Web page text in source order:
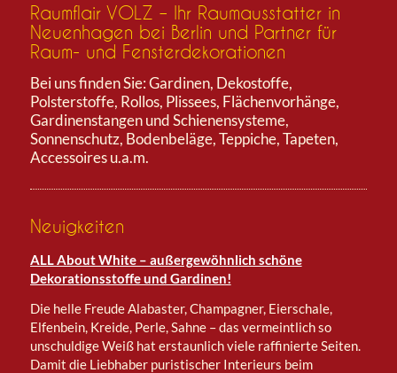
Raumflair VOLZ – Ihr Raumausstatter in
Neuenhagen bei Berlin und Partner für
Raum- und Fensterdekorationen
Bei uns finden Sie: Gardinen, Dekostoffe,
Polsterstoffe, Rollos, Plissees, Flächenvorhänge,
Gardinenstangen und Schienensysteme,
Sonnenschutz, Bodenbeläge, Teppiche, Tapeten,
Accessoires u.a.m.
Neuigkeiten
ALL About White – außergewöhnlich schöne
Dekorationsstoffe und Gardinen!
Die helle Freude Alabaster, Champagner, Eierschale,
Elfenbein, Kreide, Perle, Sahne – das vermeintlich so
unschuldige Weiß hat erstaunlich viele raffinierte Seiten.
Damit die Liebhaber puristischer Interieurs beim